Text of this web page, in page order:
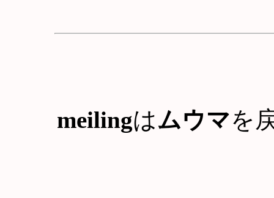
meilingはムウマを